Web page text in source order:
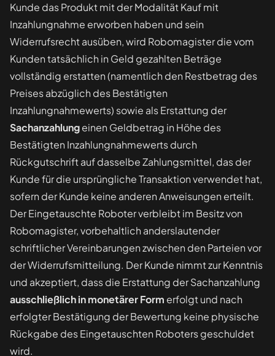
Kunde das Produkt mit der Modalität Kauf mit
Inzahlungnahme erworben haben und sein
Widerrufsrecht ausüben, wird Robomagister die vom
Kunden tatsächlich in Geld gezahlten Beträge
vollständig erstatten (namentlich den Restbetrag des
Preises abzüglich des Bestätigten
Inzahlungnahmewerts) sowie als Erstattung der
Sachanzahlungeinen Geldbetrag in Höhe des
Bestätigten Inzahlungnahmewerts durch
Rückgutschrift auf dasselbe Zahlungsmittel, das der
Kunde für die ursprüngliche Transaktion verwendet hat,
sofern der Kunde keine anderen Anweisungen erteilt.
Der Eingetauschte Roboter verbleibt im Besitz von
Robomagister, vorbehaltlich anderslautender
schriftlicher Vereinbarungen zwischen den Parteien vor
der Widerrufsmitteilung. Der Kunde nimmt zur Kenntnis
und akzeptiert, dass die Erstattung der Sachanzahlung
ausschließlich in monetärer Form erfolgt und nach
erfolgter Bestätigung der Bewertung keine physische
Rückgabe des Eingetauschten Roboters geschuldet
wird.